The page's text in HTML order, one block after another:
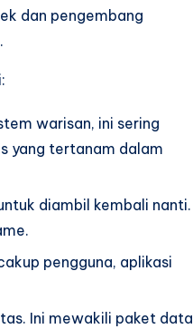
dan pengembang
warisan, ini sering
yang tertanam dalam
diambil kembali nanti.
pengguna, aplikasi
Ini mewakili paket data